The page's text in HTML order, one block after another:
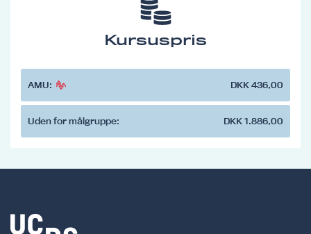
Kursuspris
AMU: DKK 436,00
Uden for målgruppe: DKK 1.886,00